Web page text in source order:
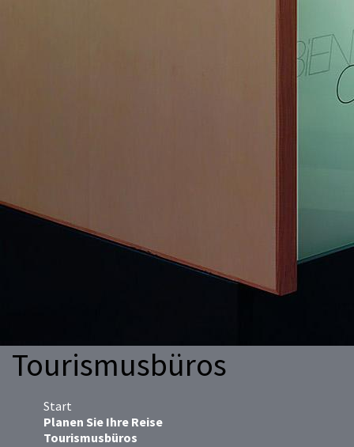
Tourismusbüros
Start
Planen Sie Ihre Reise
Tourismusbüros